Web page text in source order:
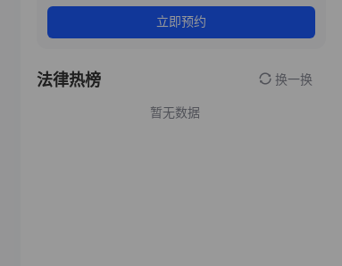
立即预约
法律热榜 换一换
暂无数据